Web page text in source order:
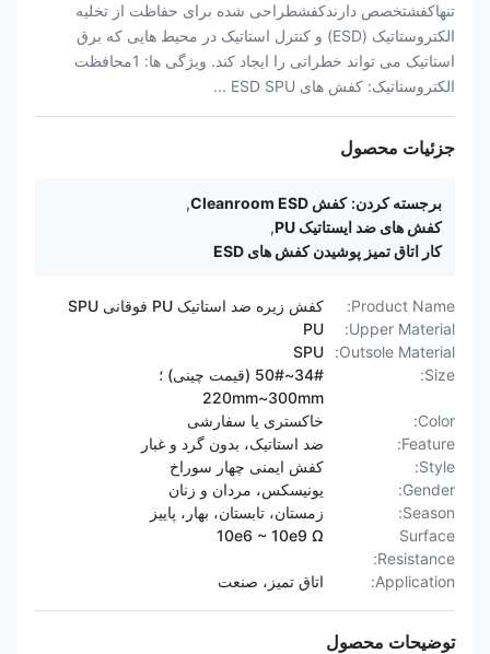
تنهاکفشتخصص دارندکفشطراحی شده برای حفاظت از تخلیه
الکتروستاتیک (ESD) و کنترل استاتیک در محیط هایی که برق
استاتیک می تواند خطراتی را ایجاد کند. ویژگی ها: 1محافظت
الکتروستاتیک: کفش های ESD SPU ...
جزئیات محصول
برجسته کردن: کفش Cleanroom ESD
,
کفش های ضد ایستاتیک PU
,
کار اتاق تمیز پوشیدن کفش های ESD
Product Name:
کفش زیره ضد استاتیک PU فوقانی SPU
Upper Material:
PU
Outsole Material:
SPU
Size:
34#~50# (قیمت چینی) ؛
220mm~300mm
Color:
خاکستری یا سفارشی
Feature:
ضد استاتیک، بدون گرد و غبار
Style:
کفش ایمنی چهار سوراخ
Gender:
یونیسکس، مردان و زنان
Season:
زمستان، تابستان، بهار، پاییز
Surface
Resistance:
10e6 ~ 10e9 Ω
Application: اتاق تمیز، صنعت
توضیحات محصول